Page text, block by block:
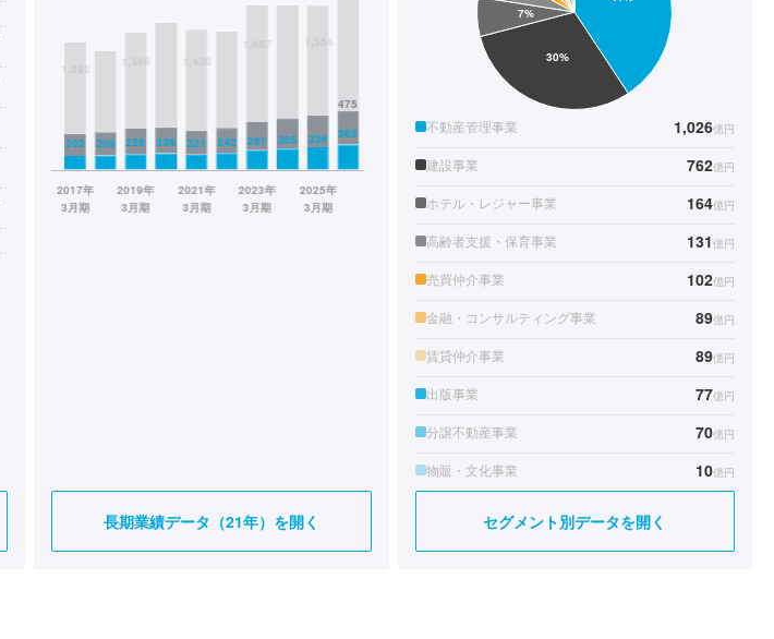
長期業績データ（21年）を開く
不動産管理事業 1,026億円
建設事業 762億円
ホテル・レジャー事業 164億円
高齢者支援・保育事業 131億円
売買仲介事業 102億円
金融・コンサルティング事業 89億円
賃貸仲介事業 89億円
出版事業 77億円
分譲不動産事業 70億円
物販・文化事業 10億円
セグメント別データを開く